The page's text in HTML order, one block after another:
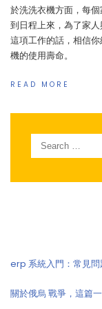
於洗洗衣機方面，每
到日程上來，為了家
這項工作的話，相信
機的使用壽命。
READ MORE
Search
for:
erp 系統入門：常見
關於俄烏 戰爭，這篇